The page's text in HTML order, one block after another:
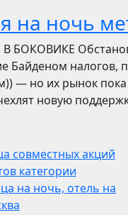
на ночь
налогов,
— но их рынок пока
новую
совместных акций
категории
на ночь, отель на